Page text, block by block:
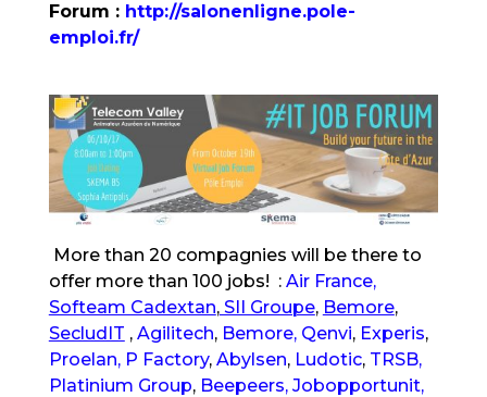
Forum : http://salonenligne.pole-
emploi.fr/
More than 20 compagnies will be there to
offer more than 100 jobs! : Air France,
Softeam Cadextan,SII Groupe, Bemore,
SecludIT , Agilitech, Bemore, Qenvi, Experis,
Proelan, P Factory, Abylsen, Ludotic, TRSB,
Platinium Group, Beepeers, Jobopportunit,